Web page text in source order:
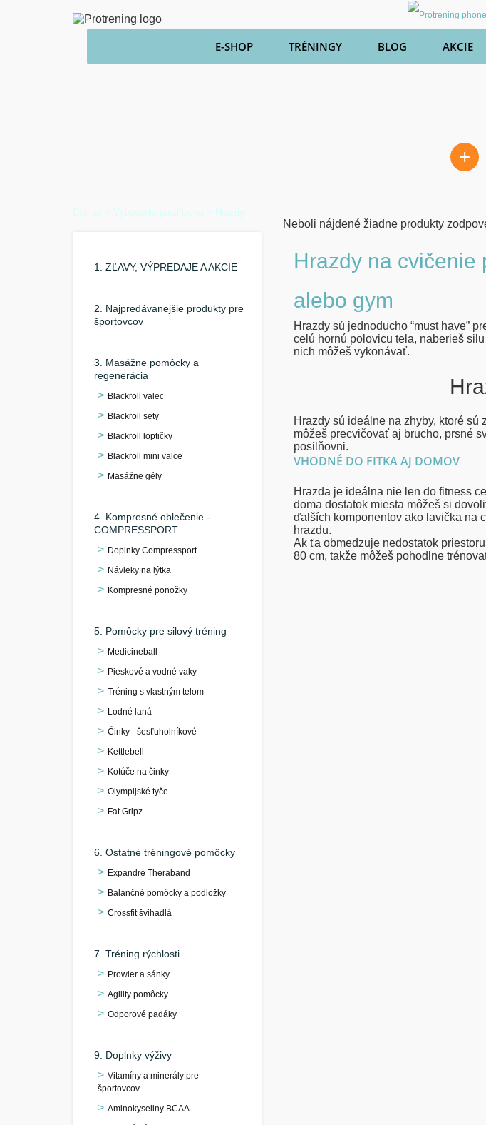
E-SHOP TRÉNINGY BLOG AKCIE
Domov > Vybavenie posilňovne > Hrazdy
Neboli nájdené žiadne produkty
Hrazdy na cvičenie
alebo gym
Hrazdy sú jednoducho “must have”
celú hornú polovicu tela, naberieš
nich môžeš vykonávať.
Hrazdy sú ideálne na zhyby, ktoré
môžeš precvičovať aj brucho, prsné
posilňovni.
VHODNÉ DO FITKA AJ DOMOV
Hrazda je ideálna nie len do fitness
doma dostatok miesta môžeš si
ďalších komponentov ako lavička na
hrazdu.
Ak ťa obmedzuje nedostatok
80 cm, takže môžeš pohodlne
1. ZĽAVY, VÝPREDAJE A AKCIE
2. Najpredávanejšie produkty pre
športovcov
3. Masážne pomôcky a
regenerácia
Blackroll valec
Blackroll sety
Blackroll loptičky
Blackroll mini valce
Masážne gély
4. Kompresné oblečenie -
COMPRESSPORT
Doplnky Compressport
Návleky na lýtka
Kompresné ponožky
5. Pomôcky pre silový tréning
Medicineball
Pieskové a vodné vaky
Tréning s vlastným telom
Lodné laná
Činky - šesťuholníkové
Kettlebell
Kotúče na činky
Olympijské tyče
Fat Gripz
6. Ostatné tréningové pomôcky
Expandre Theraband
Balančné pomôcky a podložky
Crossfit švihadlá
7. Tréning rýchlosti
Prowler a sánky
Agility pomôcky
Odporové padáky
9. Doplnky výživy
Vitamíny a minerály pre
športovcov
Aminokyseliny BCAA